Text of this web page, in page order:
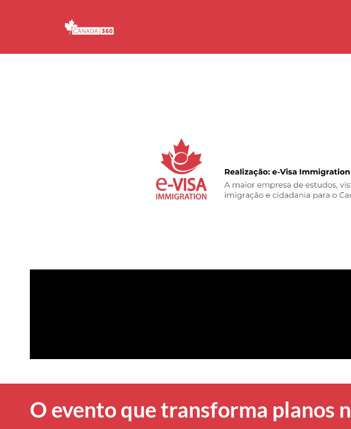
O evento que transforma planos